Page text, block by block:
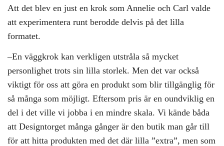
Att det blev en just en krok som Annelie och Carl valde
att experimentera runt berodde delvis på det lilla
formatet.
–En väggkrok kan verkligen utstråla så mycket
personlighet trots sin lilla storlek. Men det var också
viktigt för oss att göra en produkt som blir tillgänglig för
så många som möjligt. Eftersom pris är en oundviklig en
del i det ville vi jobba i en mindre skala. Vi kände båda
att Designtorget många gånger är den butik man går till
för att hitta produkten med det där lilla ”extra”, men som